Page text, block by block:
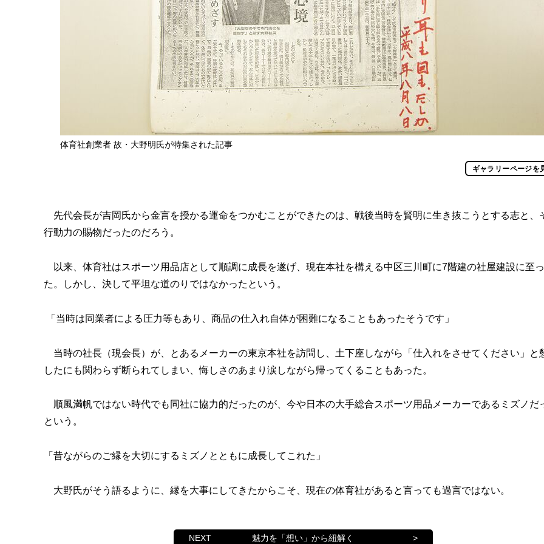
体育社創業者 故・大野明氏が特集された記事
ギャラリーページを
先代会長が吉岡氏から金言を授かる運命をつかむことができたのは、戦後当時を賢明に生き抜こうとする志と、
行動力の賜物だったのだろう。
以来、体育社はスポーツ用品店として順調に成長を遂げ、現在本社を構える中区三川町に7階建の社屋建設に至っ
た。しかし、決して平坦な道のりではなかったという。
「当時は同業者による圧力等もあり、商品の仕入れ自体が困難になることもあったそうです」
当時の社長（現会長）が、とあるメーカーの東京本社を訪問し、土下座しながら「仕入れをさせてください」と
したにも関わらず断られてしまい、悔しさのあまり涙しながら帰ってくることもあった。
順風満帆ではない時代でも同社に協力的だったのが、今や日本の大手総合スポーツ用品メーカーであるミズノだ
という。
「昔ながらのご縁を大切にするミズノとともに成長してこれた」
大野氏がそう語るように、縁を大事にしてきたからこそ、現在の体育社があると言っても過言ではない。
魅力を「想い」から紐解く